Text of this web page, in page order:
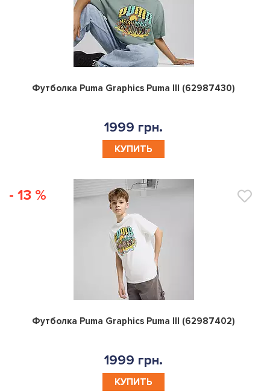
0
Футболка Puma Graphics Puma III (62987430)
1999 грн.
КУПИТЬ
- 13 %
0
Футболка Puma Graphics Puma III (62987402)
1999 грн.
КУПИТЬ